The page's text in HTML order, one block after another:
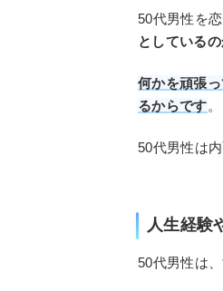
50代男性を恋
としている
何かを頑張
るからです。
50代男性は
人生経験
50代男性は